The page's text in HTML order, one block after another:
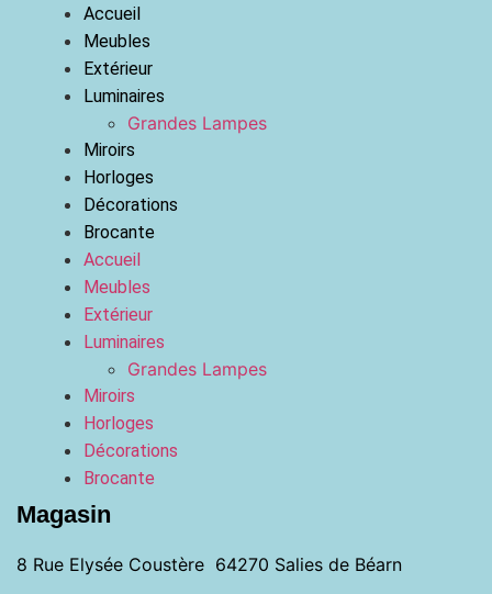
Accueil
Meubles
Extérieur
Luminaires
Grandes Lampes
Miroirs
Horloges
Décorations
Brocante
Accueil
Meubles
Extérieur
Luminaires
Grandes Lampes
Miroirs
Horloges
Décorations
Brocante
Magasin
8 Rue Elysée Coustère 64270 Salies de Béarn